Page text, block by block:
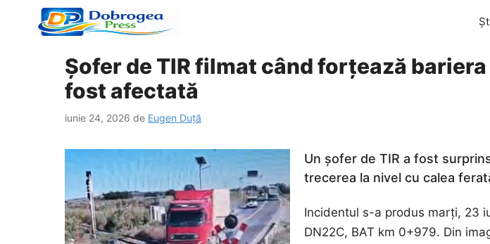
Șofer de TIR filmat când forțează
fost afectată
iunie 24, 2026 de Eugen Duță
Un șofer de TIR a fost
trecerea la nivel cu calea
Incidentul s-a produs marți, 23
DN22C, BAT km 0+979. Din